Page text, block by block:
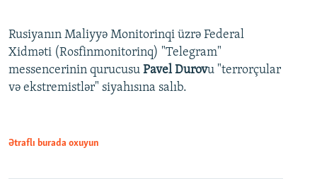
Rusiyanın Maliyyə Monitorinqi üzrə Federal
Xidməti (Rosfinmonitorinq) "Telegram"
messencerinin qurucusu Pavel Durovu "terrorçular
və ekstremistlər" siyahısına salıb.
Ətraflı burada oxuyun